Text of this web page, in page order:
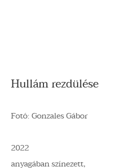
Hullám rezdülése
Fotó: Gonzales Gábor
2022
anyagában színezett,